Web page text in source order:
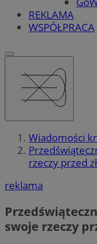
REKLAMA
WSPÓŁPRACA
Wiadomości
rzeczy przed
reklama
swoje rzeczy